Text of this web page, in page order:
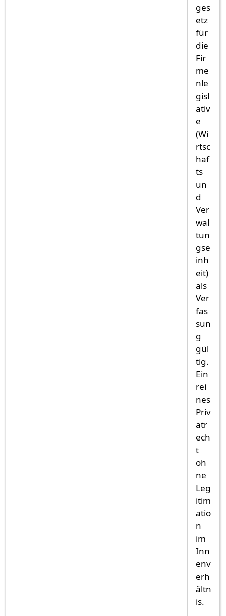
ges
etz
für
die
Fir
me
nle
gisl
ativ
e
(Wi
rtsc
haf
ts
un
d
Ver
wal
tun
gse
inh
eit)
als
Ver
fas
sun
g
gül
tig.
Ein
rei
nes
Priv
atr
ech
t
oh
ne
Leg
itim
atio
n
im
Inn
env
erh
ältn
is.